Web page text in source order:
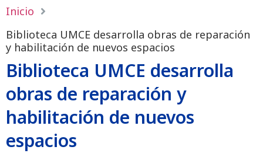
Inicio
Biblioteca UMCE desarrolla obras de reparación
y habilitación de nuevos espacios
Biblioteca UMCE desarrolla
obras de reparación y
habilitación de nuevos
espacios